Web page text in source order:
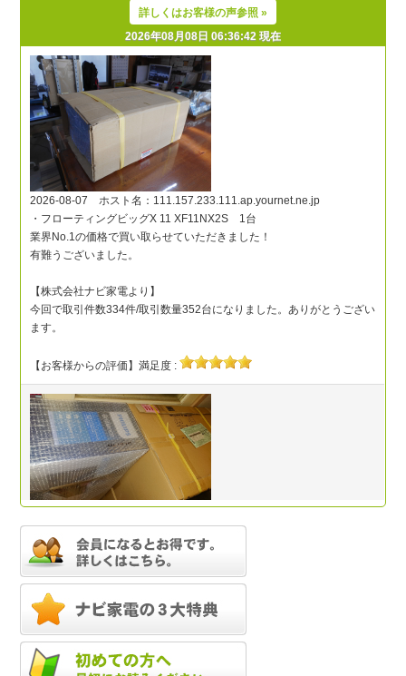
詳しくはお客様の声参照 »
2026年08月08日 06:36:42 現在